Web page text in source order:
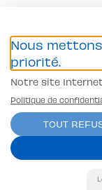
Nous
priorité.
Notre site
Politique de
TOUT